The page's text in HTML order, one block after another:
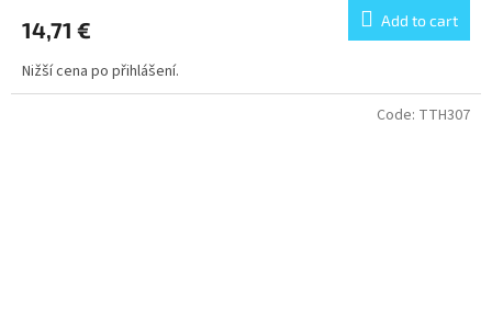
14,71 € Add to cart
Nižší cena po přihlášení.
Code: TTH307